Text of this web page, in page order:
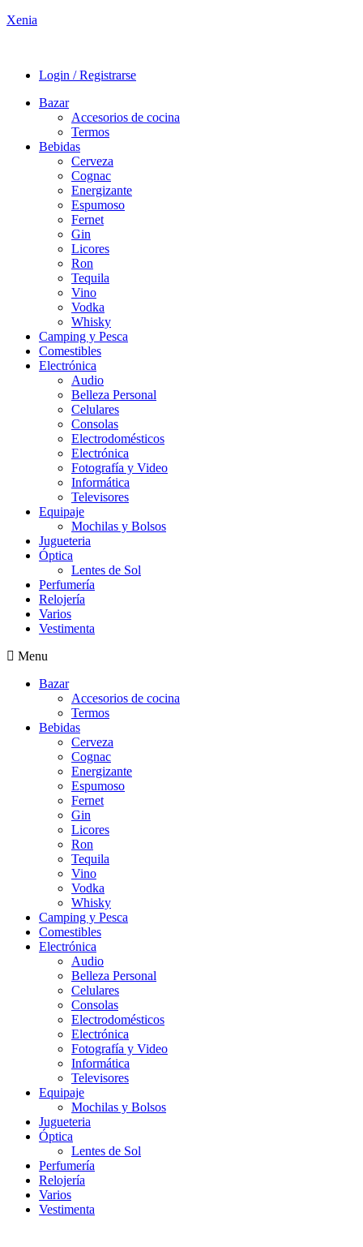
Xenia
Login / Registrarse
Bazar
Accesorios de cocina
Termos
Bebidas
Cerveza
Cognac
Energizante
Espumoso
Fernet
Gin
Licores
Ron
Tequila
Vino
Vodka
Whisky
Camping y Pesca
Comestibles
Electrónica
Audio
Belleza Personal
Celulares
Consolas
Electrodomésticos
Electrónica
Fotografía y Video
Informática
Televisores
Equipaje
Mochilas y Bolsos
Jugueteria
Óptica
Lentes de Sol
Perfumería
Relojería
Varios
Vestimenta
Menu
Bazar
Accesorios de cocina
Termos
Bebidas
Cerveza
Cognac
Energizante
Espumoso
Fernet
Gin
Licores
Ron
Tequila
Vino
Vodka
Whisky
Camping y Pesca
Comestibles
Electrónica
Audio
Belleza Personal
Celulares
Consolas
Electrodomésticos
Electrónica
Fotografía y Video
Informática
Televisores
Equipaje
Mochilas y Bolsos
Jugueteria
Óptica
Lentes de Sol
Perfumería
Relojería
Varios
Vestimenta